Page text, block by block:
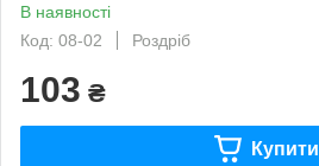
В наявності
Код: 08-02
Роздріб
103 ₴
Купити